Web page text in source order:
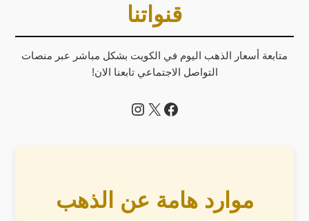
قنواتنا
متابعة أسعار الذهب اليوم في الكويت بشكل مباشر عبر منصات
التواصل الاجتماعي تابعنا الان!
موارد هامة عن الذهب